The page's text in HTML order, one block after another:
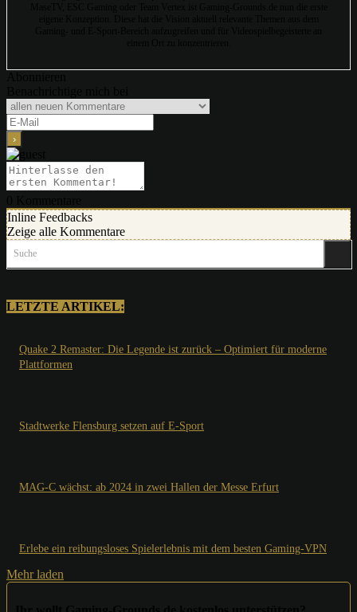
Inline Feedbacks
Zeige alle Kommentare
Suche
LETZTE ARTIKEL:
Quake 2 Remaster: Die Legende ist zurück – Optimiert für moderne
Plattformen
Stadtwerke Flensburg setzen auf E-Sport
MAG-C wächst: ab 2024 in zwei Hallen der Messe Erfurt
Erlebe ein reibungsloses Spielerlebnis mit dem besten Gaming-VPN
Mehr laden